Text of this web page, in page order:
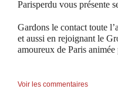
Parisperdu vous présente
Gardons le contact toute
et aussi en rejoignant le
amoureux de Paris animée
Voir les commentaires